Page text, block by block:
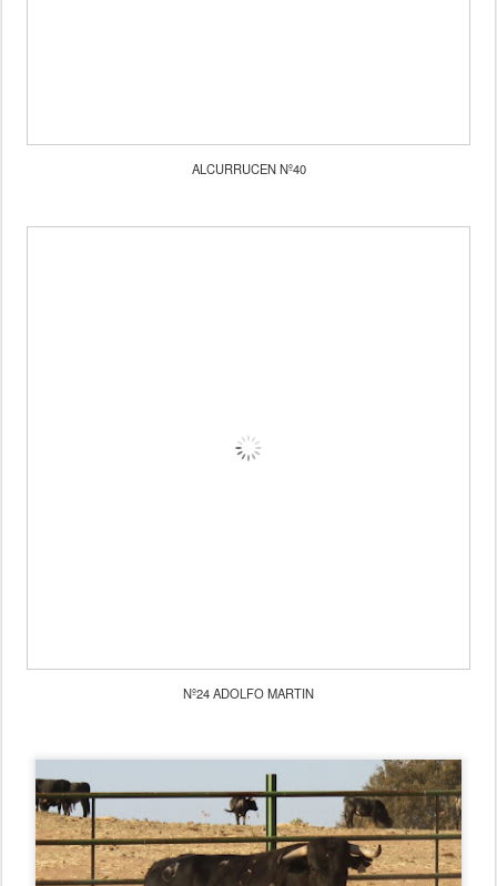
ALCURRUCEN Nº40
Nº24 ADOLFO MARTIN